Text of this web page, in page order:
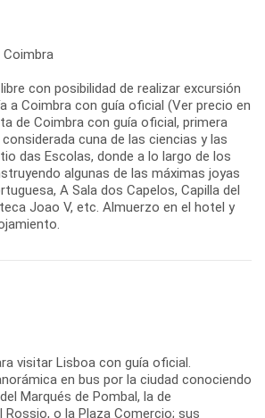
Coimbra
con posibilidad de realizar excursión
a Coimbra con guía oficial (Ver precio en
de Coimbra con guía oficial, primera
cuna de las ciencias y las
das Escolas, donde a lo largo de los
algunas de las máximas joyas
A Sala dos Capelos, Capilla del
Joao V, etc. Almuerzo en el hotel y
visitar Lisboa con guía oficial.
en bus por la ciudad conociendo
Marqués de Pombal, la de
Rossio, o la Plaza Comercio; sus